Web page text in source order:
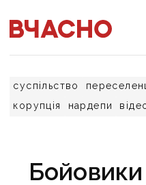
суспільство
корупція
нардепи